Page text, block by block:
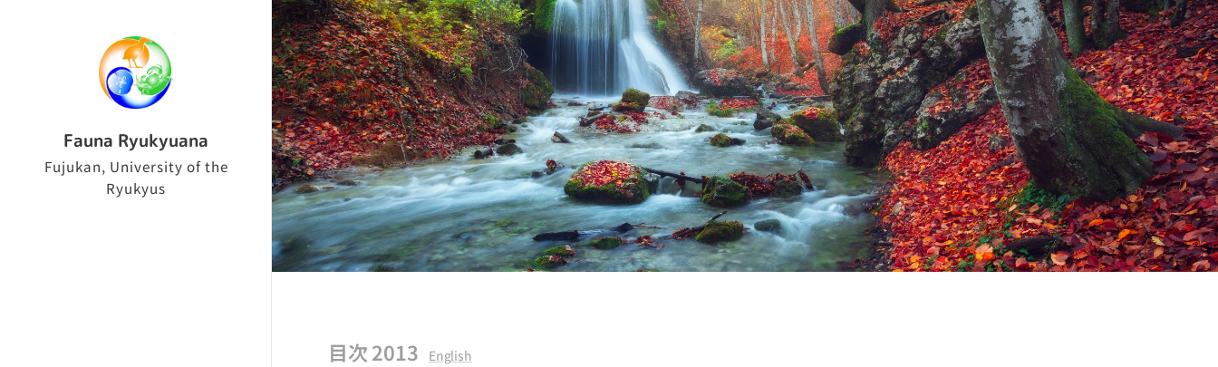
Fauna Ryukyuana
Fujukan, University of the
Ryukyus
目次 2013 English